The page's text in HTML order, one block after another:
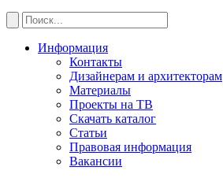
Информация
Контакты
Дизайнерам и архитекторам
Материалы
Проекты на ТВ
Скачать каталог
Статьи
Правовая информация
Вакансии